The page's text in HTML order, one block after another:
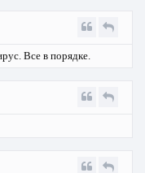
Все в порядке.